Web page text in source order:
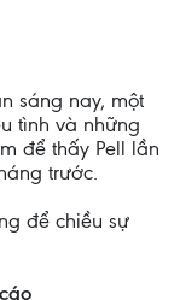
sáng nay, một
tình và những
để thấy Pell lần
trước.
để chiều sự